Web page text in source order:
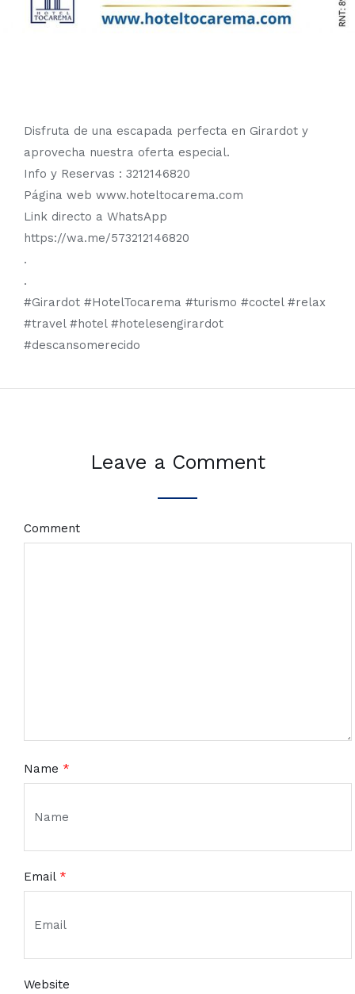
Disfruta de una escapada perfecta en Girardot y
aprovecha nuestra oferta especial.
Info y Reservas : 3212146820
Página web www.hoteltocarema.com
Link directo a WhatsApp
https://wa.me/573212146820
.
.
#Girardot #HotelTocarema #turismo #coctel #relax
#travel #hotel #hotelesengirardot
#descansomerecido
Leave a Comment
Comment
Name *
Email *
Website